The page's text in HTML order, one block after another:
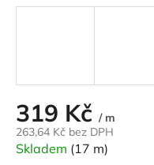
319 Kč / m
263,64 Kč bez DPH
Měrná
cena:
Skladem (17 m)